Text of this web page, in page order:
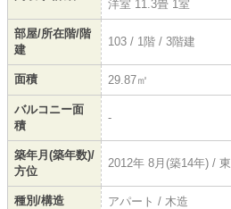
洋室 11.3畳 1室
部屋/所在階/階
建
103 / 1階 / 3階建
面積 29.87㎡
バルコニー面
積
-
築年月(築年数)/
方位
2012年 8月(築14年) / 東
種別/構造 アパート / 木造